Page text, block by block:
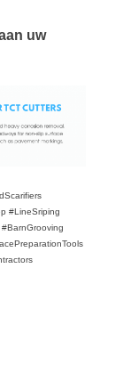
uw
#LineSriping